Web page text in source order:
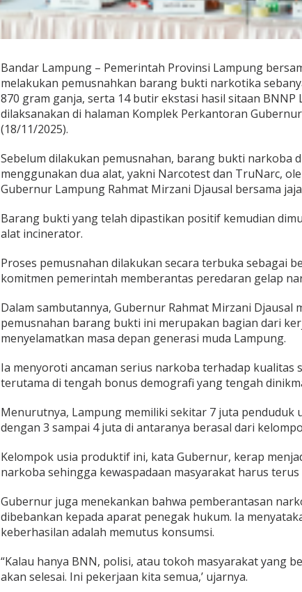
p
r
a
m
p
n
e
r
a
a
N
P
L
m
p
u
n
M
u
n
a
h
a
n
a
r
a
n
B
u
k
Bandar Lampung – Pemerintah Provinsi Lampung
melakukan pemusnahkan barang bukti narkotika
870 gram ganja, serta 14 butir ekstasi hasil sitaan BNNP
dilaksanakan di halaman Komplek Perkantoran
(18/11/2025).
Sebelum dilakukan pemusnahan, barang bukti narkoba
menggunakan dua alat, yakni Narcotest dan TruNarc,
Gubernur Lampung Rahmat Mirzani Djausal bersama
Barang bukti yang telah dipastikan positif kemudian
alat incinerator.
Proses pemusnahan dilakukan secara terbuka sebagai
komitmen pemerintah memberantas peredaran gelap
Dalam sambutannya, Gubernur Rahmat Mirzani Djausal
pemusnahan barang bukti ini merupakan bagian dari
menyelamatkan masa depan generasi muda Lampung.
Ia menyoroti ancaman serius narkoba terhadap kualitas
terutama di tengah bonus demografi yang tengah
Menurutnya, Lampung memiliki sekitar 7 juta penduduk
dengan 3 sampai 4 juta di antaranya berasal dari
Kelompok usia produktif ini, kata Gubernur, kerap
narkoba sehingga kewaspadaan masyarakat harus
Gubernur juga menekankan bahwa pemberantasan
dibebankan kepada aparat penegak hukum. Ia
keberhasilan adalah memutus konsumsi.
“Kalau hanya BNN, polisi, atau tokoh masyarakat yang
akan selesai. Ini pekerjaan kita semua,’ ujarnya.